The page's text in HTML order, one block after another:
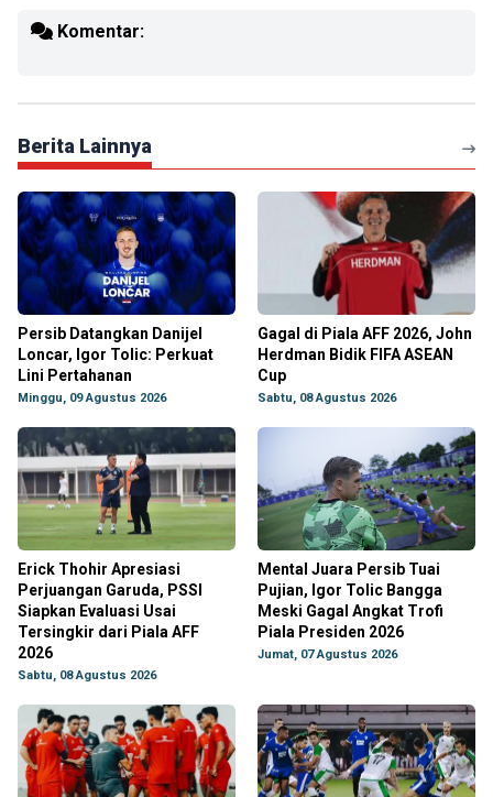
Komentar:
Berita Lainnya
Persib Datangkan Danijel
Loncar, Igor Tolic: Perkuat
Lini Pertahanan
Minggu, 09 Agustus 2026
Gagal di Piala AFF 2026, John
Herdman Bidik FIFA ASEAN
Cup
Sabtu, 08 Agustus 2026
Erick Thohir Apresiasi
Perjuangan Garuda, PSSI
Siapkan Evaluasi Usai
Tersingkir dari Piala AFF
2026
Sabtu, 08 Agustus 2026
Mental Juara Persib Tuai
Pujian, Igor Tolic Bangga
Meski Gagal Angkat Trofi
Piala Presiden 2026
Jumat, 07 Agustus 2026